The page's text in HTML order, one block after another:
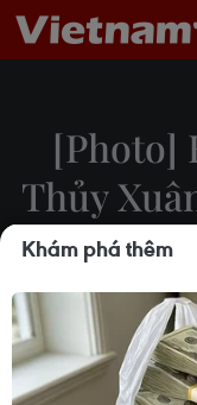
[Photo]
Thủy
Ngoài việc phục
đây, người dân
triển loại hình du
Khám phá thêm